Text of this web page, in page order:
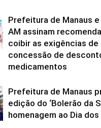
Prefeitura de Manaus e
AM assinam
coibir as exigências de
concessão de
medicamentos
Prefeitura de Manaus
edição do ‘Bolerão da
homenagem ao Dia dos